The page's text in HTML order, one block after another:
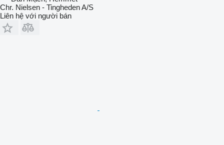
Chr. Nielsen - Tingheden A/S
Liên hệ với người bán